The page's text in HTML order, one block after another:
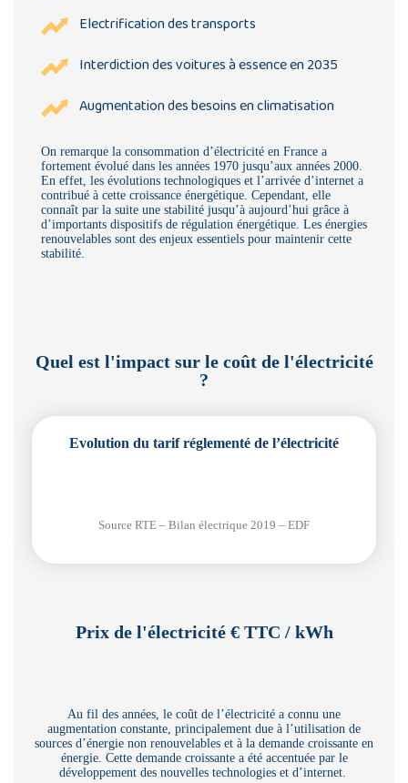
Electrification des transports
Interdiction des voitures à essence en 2035
Augmentation des besoins en climatisation
On remarque la consommation d’électricité en France a
fortement évolué dans les années 1970 jusqu’aux années 2000.
En effet, les évolutions technologiques et l’arrivée d’internet a
contribué à cette croissance énergétique. Cependant, elle
connaît par la suite une stabilité jusqu’à aujourd’hui grâce à
d’importants dispositifs de régulation énergétique. Les énergies
renouvelables sont des enjeux essentiels pour maintenir cette
stabilité.
Quel est l'impact sur le coût de l'électricité
?
Evolution du tarif réglementé de l’électricité
Source RTE – Bilan électrique 2019 – EDF
Prix de l'électricité € TTC / kWh
Au fil des années, le coût de l’électricité a connu une
augmentation constante, principalement due à l’utilisation de
sources d’énergie non renouvelables et à la demande croissante en
énergie. Cette demande croissante a été accentuée par le
développement des nouvelles technologies et d’internet.